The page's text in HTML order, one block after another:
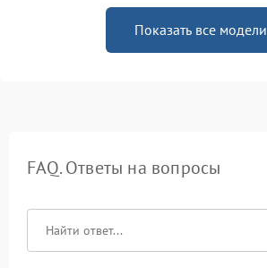
Показать все модели
FAQ. Ответы на вопросы